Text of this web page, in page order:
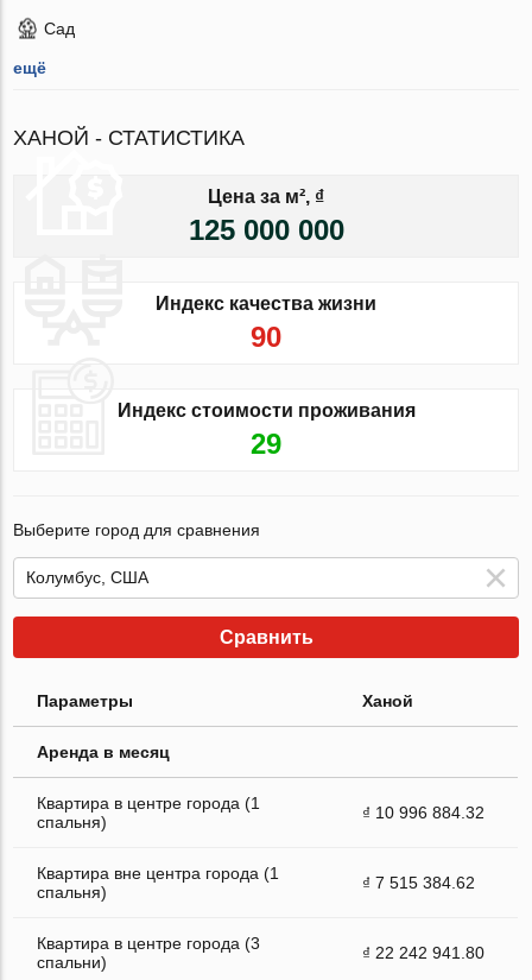
Сад
ещё
ХАНОЙ - СТАТИСТИКА
Цена за м², ₫
125 000 000
Индекс качества жизни
90
Индекс стоимости проживания
29
Выберите город для сравнения
Сравнить
Параметры Ханой
Аренда в месяц
Квартира в центре города (1
спальня)
₫ 10 996 884.32
Квартира вне центра города (1
спальня)
₫ 7 515 384.62
Квартира в центре города (3
спальни)
₫ 22 242 941.80